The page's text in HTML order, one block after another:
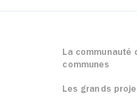
La communauté
communes
Les grands